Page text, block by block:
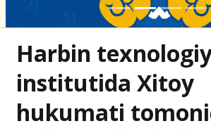
Harbin
institutida Xitoy
hukumati